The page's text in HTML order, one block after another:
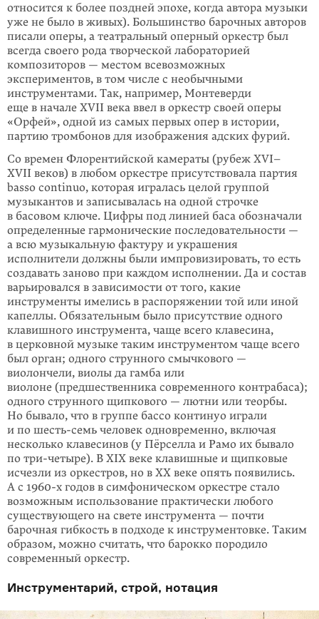
относится к более поздней эпохе, когда автора музыки
уже не было в живых). Большинство барочных авторов
писали оперы, а театральный оперный оркестр был
всегда своего рода творческой лабораторией
композиторов — местом всевозможных
экспериментов, в том числе с необычными
инструментами. Так, например, Монтеверди
еще в начале XVII века ввел в оркестр своей оперы
«Орфей», одной из самых первых опер в истории,
партию тромбонов для изображения адских фурий.
Со времен Флорентийской камераты (рубеж XVI–
XVII веков) в любом оркестре присутствовала партия
basso continuo, которая игралась целой группой
музыкантов и записывалась на одной строчке
в басовом ключе. Цифры под линией баса обозначали
определенные гармонические последовательности —
а всю музыкальную фактуру и украшения
исполнители должны были импровизировать, то есть
создавать заново при каждом исполнении. Да и состав
варьировался в зависимости от того, какие
инструменты имелись в распоряжении той или иной
капеллы. Обязательным было присутствие одного
клавишного инструмента, чаще всего клавесина,
в церковной музыке таким инструментом чаще всего
был орган; одного струнного смычкового —
виолончели, виолы да гамба или
виолоне (предшественника современного контрабаса);
одного струнного щипкового — лютни или теорбы.
Но бывало, что в группе бассо континуо играли
и по шесть-семь человек одновременно, включая
несколько клавесинов (у Пёрселла и Рамо их бывало
по три-четыре). В XIX веке клавишные и щипковые
исчезли из оркестров, но в XX веке опять появились.
А с 1960-х годов в симфоническом оркестре стало
возможным использование практически любого
существующего на свете инструмента — почти
барочная гибкость в подходе к инструментовке. Таким
образом, можно считать, что барокко породило
современный оркестр.
Инструментарий, строй, нотация